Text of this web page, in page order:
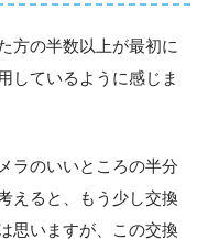
方の半数以上が最初に
しているように感じま
ラのいいところの半分
えると、もう少し交換
思いますが、この交換